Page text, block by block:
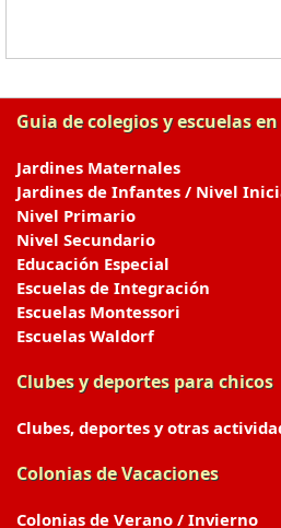
Guia de colegios y escuelas
Jardines Maternales
Jardines de Infantes / Nivel
Nivel Primario
Nivel Secundario
Educación Especial
Escuelas de Integración
Escuelas Montessori
Escuelas Waldorf
Clubes y deportes para chicos
Clubes, deportes y otras
Colonias de Vacaciones
Colonias de Verano / Invierno